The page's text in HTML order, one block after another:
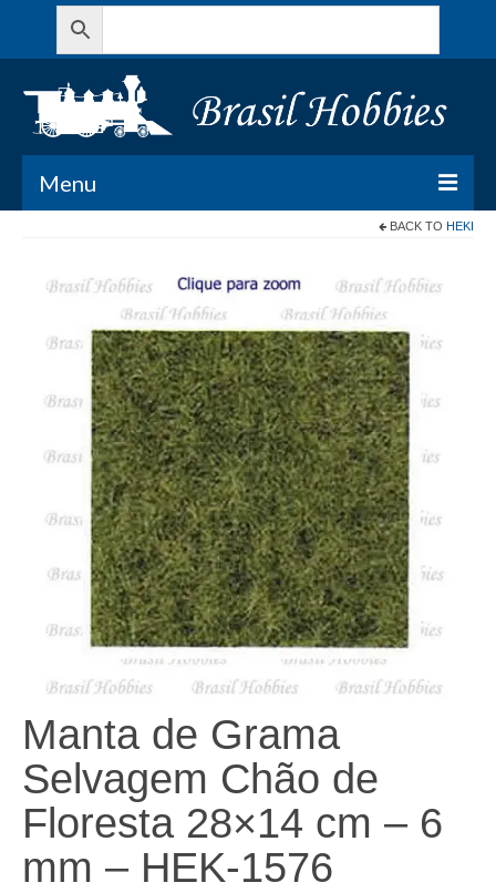
Menu
Meu Carrinho
Minha conta
Contato
BACK TO HEKI
Manta de Grama
Selvagem Chão de
Floresta 28×14 cm – 6
mm – HEK-1576